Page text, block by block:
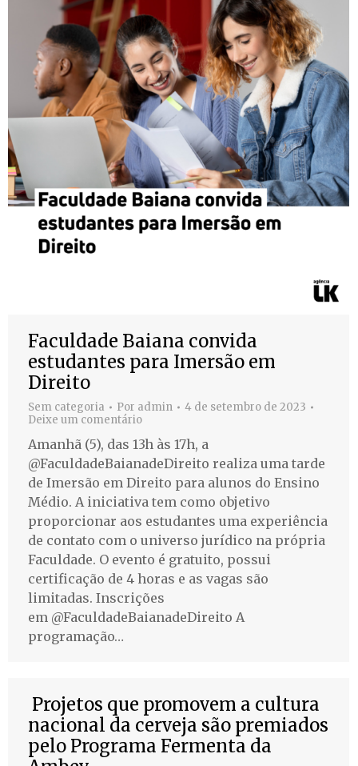
Faculdade Baiana convida
estudantes para Imersão em
Direito
Sem categoria Por admin
4 de setembro de 2023
Deixe um comentário
Amanhã (5), das 13h às 17h, a
@FaculdadeBaianadeDireito realiza uma tarde
de Imersão em Direito para alunos do Ensino
Médio. A iniciativa tem como objetivo
proporcionar aos estudantes uma experiência
de contato com o universo jurídico na própria
Faculdade. O evento é gratuito, possui
certificação de 4 horas e as vagas são
limitadas. Inscrições
em @FaculdadeBaianadeDireito A
programação…
Projetos que promovem a cultura
nacional da cerveja são premiados
pelo Programa Fermenta da